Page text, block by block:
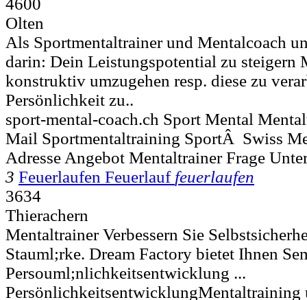
Olten
Als Sportmentaltrainer und Mentalcoach
darin: Dein Leistungspotential zu steigern
konstruktiv umzugehen resp. diese zu
Persönlichkeit zu..
sport-mental-coach.ch Sport Mental
Mail Sportmentaltraining SportÂ Swiss
Adresse Angebot Mentaltrainer Frage
3 Feuerlaufen Feuerlauf feuerlaufen
3634
Thierachern
Mentaltrainer Verbessern Sie
Stauml;rke. Dream Factory bietet Ihnen
Persouml;nlichkeitsentwicklung ...
PersönlichkeitsentwicklungMentaltraining